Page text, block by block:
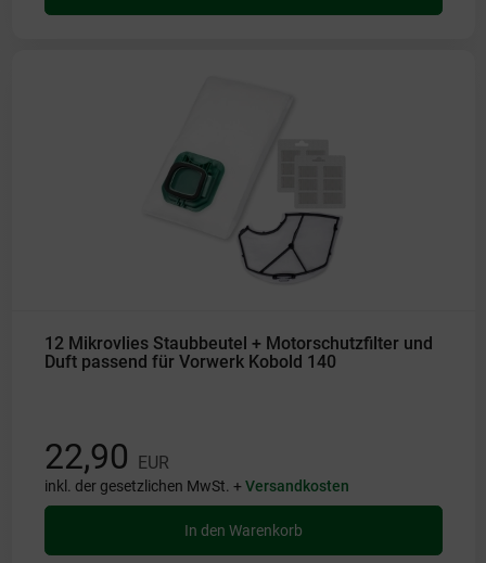
12 Mikrovlies Staubbeutel + Motorschutzfilter und
Duft passend für Vorwerk Kobold 140
22,90 EUR
inkl. der gesetzlichen MwSt. +Versandkosten
In den Warenkorb